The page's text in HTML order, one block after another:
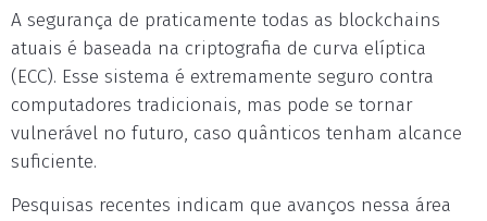
A segurança de praticamente todas as blockchains
atuais é baseada na criptografia de curva elíptica
(ECC). Esse sistema é extremamente seguro contra
computadores tradicionais, mas pode se tornar
vulnerável no futuro, caso quânticos tenham alcance
suficiente.
Pesquisas recentes indicam que avanços nessa área